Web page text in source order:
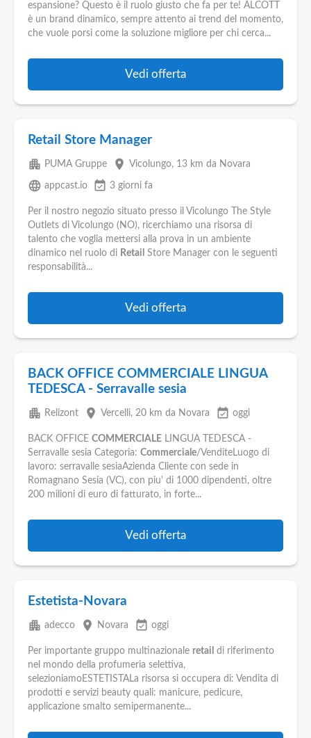
espansione? Questo è il ruolo giusto che fa per te! ALCOTT
è un brand dinamico, sempre attento ai trend del momento,
che vuole porsi come la soluzione migliore per chi cerca...
Vedi offerta
Retail Store Manager
apartment PUMA Gruppe place Vicolungo, 13 km da Novara
language appcast.io event_available 3 giorni fa
Per il nostro negozio situato presso il Vicolungo The Style
Outlets di Vicolungo (NO), ricerchiamo una risorsa di
talento che voglia mettersi alla prova in un ambiente
dinamico nel ruolo di Retail Store Manager con le seguenti
responsabilità...
Vedi offerta
BACK OFFICE COMMERCIALE LINGUA
TEDESCA - Serravalle sesia
apartment Relizont place Vercelli, 20 km da Novara event_available oggi
BACK OFFICE COMMERCIALE LINGUA TEDESCA -
Serravalle sesia Categoria: Commerciale/VenditeLuogo di
lavoro: serravalle sesiaAzienda Cliente con sede in
Romagnano Sesia (VC), con piu' di 1000 dipendenti, oltre
200 milioni di euro di fatturato, in forte...
Vedi offerta
Estetista-Novara
apartment adecco place Novara event_available oggi
Per importante gruppo multinazionale retail di riferimento
nel mondo della profumeria selettiva,
selezioniamoESTETISTALa risorsa si occupera di: Vendita di
prodotti e servizi beauty quali: manicure, pedicure,
applicazione smalto semipermanente...